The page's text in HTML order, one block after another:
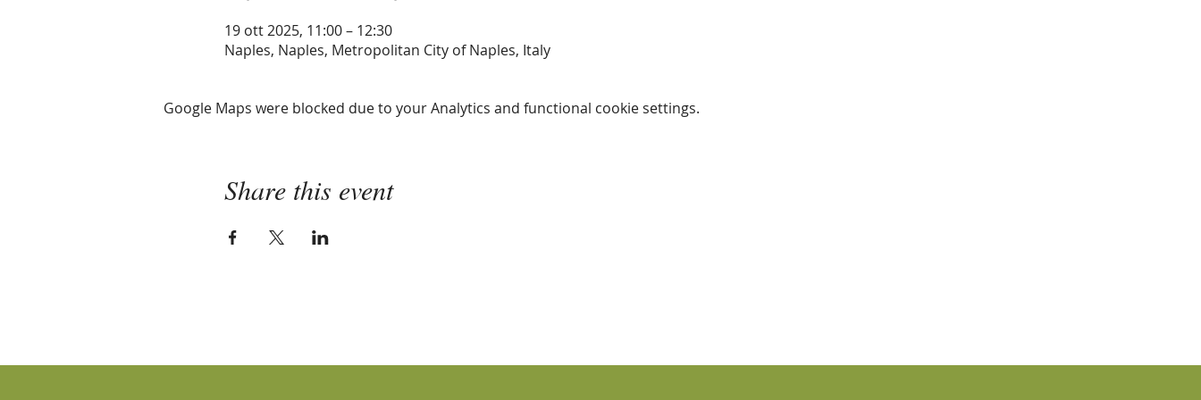
19 ott 2025, 11:00 – 12:30
Naples, Naples, Metropolitan City of Naples, Italy
Google Maps were blocked due to your Analytics and functional cookie settings.
Share this event